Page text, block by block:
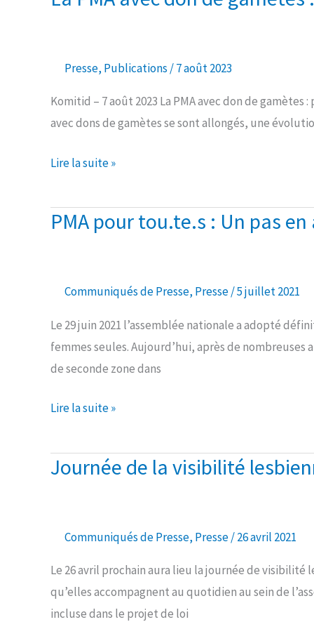
Presse, Publications /7 août 2023
Komitid – 7 août 2023 La PMA avec don de
avec dons de gamètes se sont allongés, une
Lire la suite »
PMA pour tou.te.s : Un pas
Communiqués de Presse, Presse/5 juillet 2021
Le 29 juin 2021 l’assemblée nationale a adopté
femmes seules. Aujourd’hui, après de
de seconde zone dans
PMA
pas
en
avant
pas
loin
qu’espéré
Lire la suite »
Journée de la visibilité
Communiqués de Presse, Presse/26 avril 2021
Le 26 avril prochain aura lieu la journée de
qu’elles accompagnent au quotidien au sein de
incluse dans le projet de loi
Journée
:
et
si